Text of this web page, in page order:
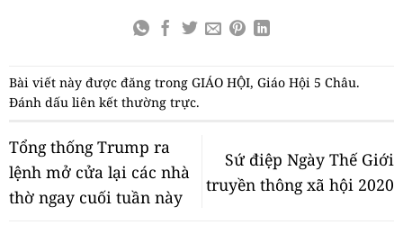
Bài viết này được đăng trong GIÁO HỘI, Giáo Hội 5 Châu.
Đánh dấu liên kết thường trực.
Tổng thống Trump ra
lệnh mở cửa lại các nhà
thờ ngay cuối tuần này
Sứ điệp Ngày Thế Giới
truyền thông xã hội 2020